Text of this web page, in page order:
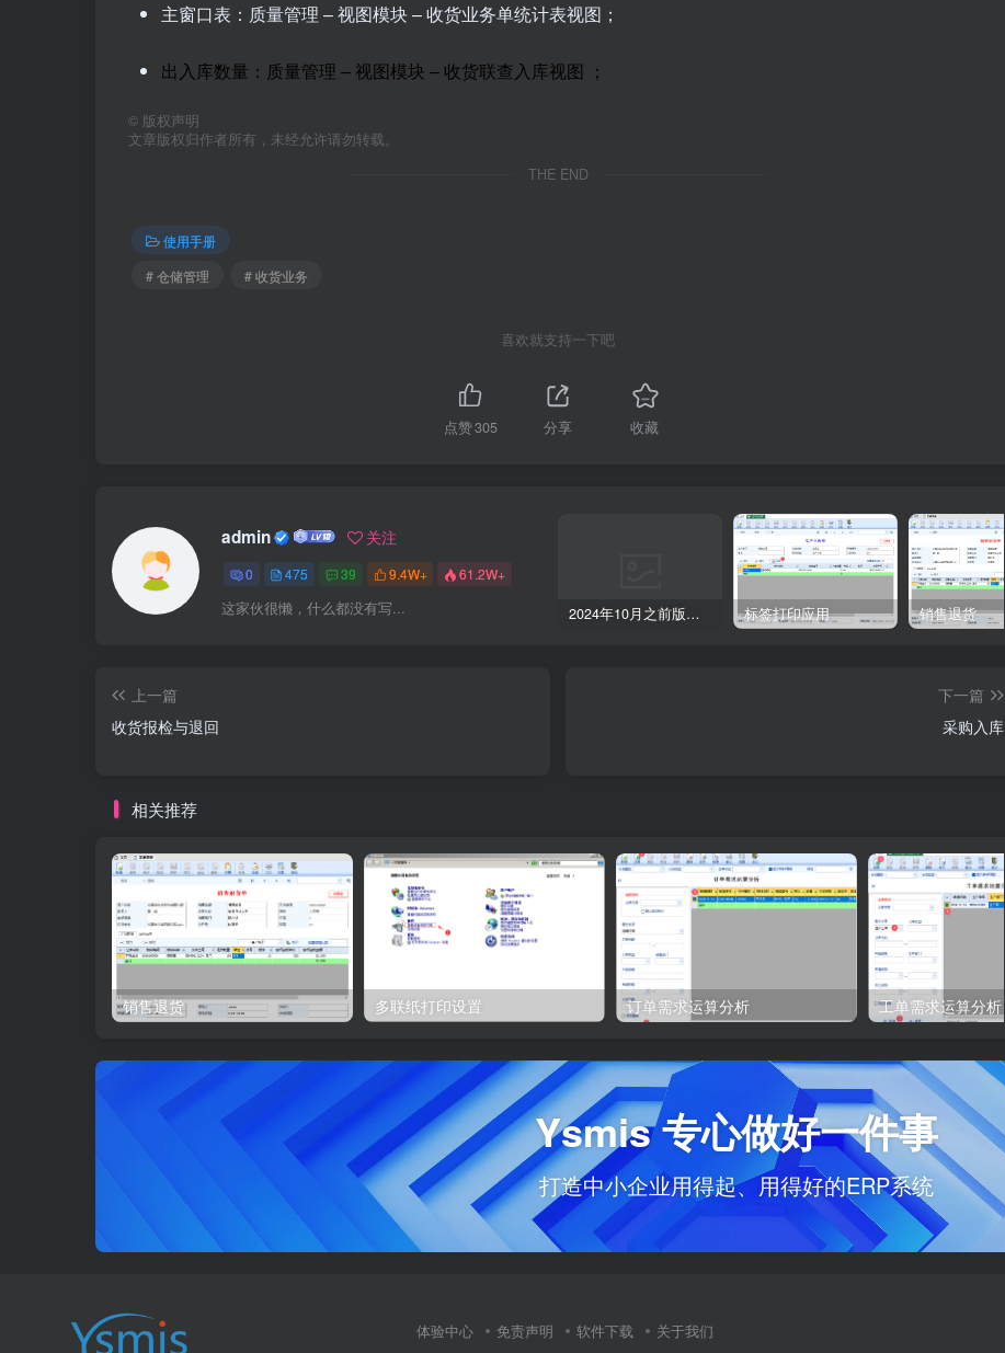
主窗口表：质量管理 – 视图模块 – 收货业务单统计表视图；
出入库数量：质量管理 – 视图模块 – 收货联查入库视图 ；
© 版权声明
文章版权归作者所有，未经允许请勿转载。
THE END
使用手册
# 仓储管理
# 收货业务
喜欢就支持一下吧
点赞305 分享 收藏
admin 关注
0 475 39 9.4W+ 61.2W+
这家伙很懒，什么都没有写... 2024年10月之前版本升级记录 标签打印应用 销售退货
上一篇
收货报检与退回
下一篇
采购入库
相关推荐
销售退货 多联纸打印设置 订单需求运算分析 工单需求运算分析
Ysmis 专心做好一件事
打造中小企业用得起、用得好的ERP系统
体验中心 免责声明 软件下载 关于我们